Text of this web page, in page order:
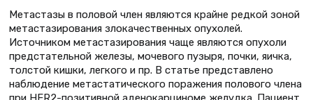
Метастазы в половой член являются крайне редкой зоной
метастазирования злокачественных опухолей.
Источником метастазирования чаще являются опухоли
предстательной железы, мочевого пузыря, почки, яичка,
толстой кишки, легкого и пр. В статье представлено
наблюдение метастатического поражения полового члена